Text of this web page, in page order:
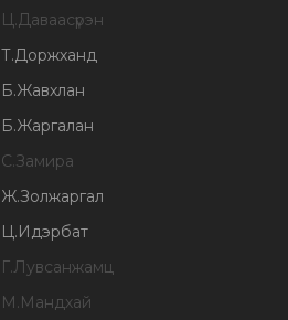
Ц.Даваасүрэн
Т.Доржханд
Б.Жавхлан
Б.Жаргалан
С.Замира
Ж.Золжаргал
Ц. Идэрбат
Г.Лувсанжамц
М . Мандхай